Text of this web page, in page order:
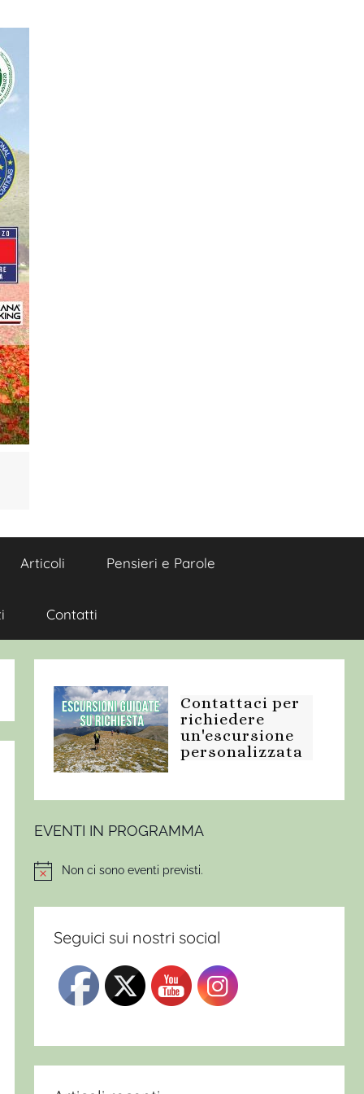
Articoli Pensieri e Parole
Contatti
Contattaci per
richiedere
un'escursione
personalizzata
EVENTI IN PROGRAMMA
NoticeNon ci sono eventi previsti.
Seguici sui nostri social